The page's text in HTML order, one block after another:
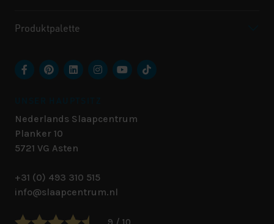
Produktpalette
Nederlands Slaapcentrum
Planker 10
5721 VG Asten
+31 (0) 493 310 515
info@slaapcentrum.nl